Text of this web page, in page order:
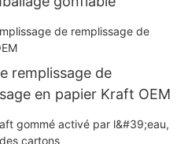
remplissage de
en papier Kraft OEM